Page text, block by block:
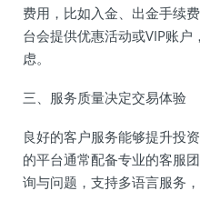
费用，比如入金、出金手续
台会提供优惠活动或VIP账
虑。
三、服务质量决定交易体验
良好的客户服务能够提升投
的平台通常配备专业的客服
询与问题，支持多语言服务